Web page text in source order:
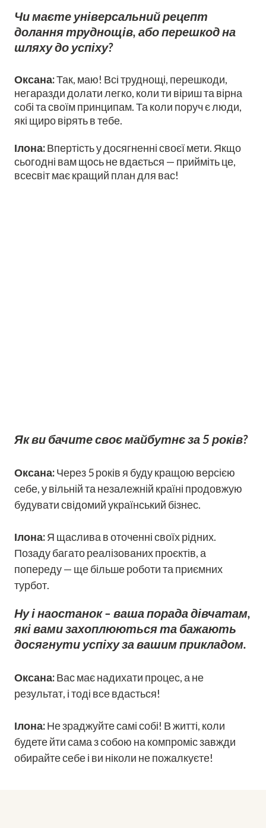
Чи маєте універсальний рецепт
долання труднощів, або перешкод на
шляху до успіху?
Оксана:Так, маю! Всі труднощі, перешкоди,
негаразди долати легко, коли ти віриш та вірна
собі та своїм принципам. Та коли поруч є люди,
які щиро вірять в тебе.
Ілона:Впертість у досягненні своєї мети. Якщо
сьогодні вам щось не вдається — прийміть це,
всесвіт має кращий план для вас!
Як ви бачите своє майбутнє за 5 років?
Оксана:Через 5 років я буду кращою версією
себе, у вільній та незалежній країні продовжую
будувати свідомий український бізнес.
Ілона:Я щаслива в оточенні своїх рідних.
Позаду багато реалізованих проєктів, а
попереду — ще більше роботи та приємних
турбот.
Ну і наостанок – ваша порада дівчатам,
які вами захоплюються та бажають
досягнути успіху за вашим прикладом.
Оксана:Вас має надихати процес, а не
результат, і тоді все вдасться!
Ілона:Не зраджуйте самі собі! В житті, коли
будете йти сама з собою на компроміс завжди
обирайте себе і ви ніколи не пожалкуєте!